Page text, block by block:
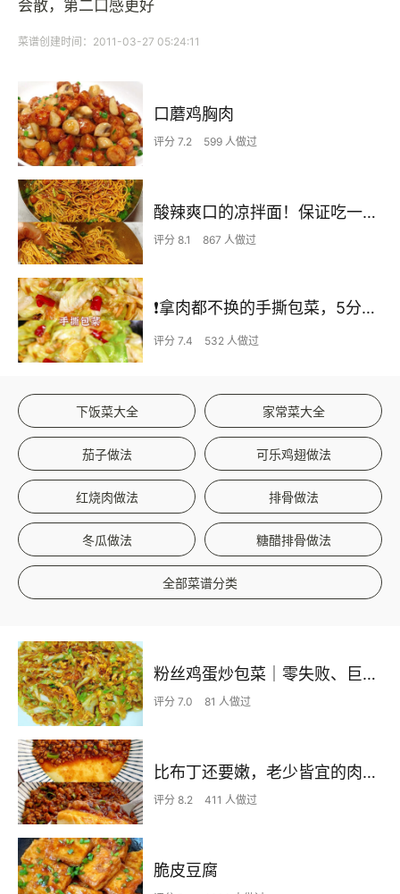
会散，第二口感更好
菜谱创建时间：2011-03-27 05:24:11
口蘑鸡胸肉
评分 7.2 599 人做过
酸辣爽口的凉拌面！保证吃一次就上瘾
评分 8.1 867 人做过
❗拿肉都不换的手撕包菜，5分钟快手家常菜🔥
评分 7.4 532 人做过
下饭菜大全 家常菜大全
茄子做法 可乐鸡翅做法
红烧肉做法 排骨做法
冬瓜做法 糖醋排骨做法
全部菜谱分类
粉丝鸡蛋炒包菜｜零失败、巨下饭
评分 7.0 81 人做过
比布丁还要嫩，老少皆宜的肉沫蒸蛋
评分 8.2 411 人做过
脆皮豆腐